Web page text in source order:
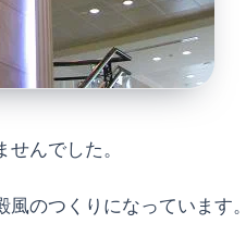
んでした。
風のつくりになっています